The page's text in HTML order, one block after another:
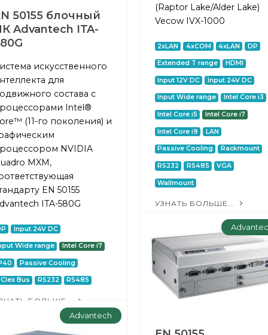
(Raptor Lake/Alder Lake)
Vecow IVX-1000
2xLAN 4xCOM 4xLAN DP
Extended T range HDMI
Input 12V DC Input 24V DC
Input Wide range Intel Core i3
Intel Core i5 Intel Core i7
Intel Core i9 LAN
Passive Cooling Rackmount
RS232 RS485 VGA
Wallmount
УЗНАТЬ БОЛЬШЕ...
50155 блочный
Advantech ITA-
искусственного
для
состава с
Intel®
(11-го поколения) и
NVIDIA
MXM,
EN 50155
ITA-580G
Input 24V DC
Wide range Intel Core i7
Passive Cooling
Bus RS232 RS485
БОЛЬШЕ...
Advantech